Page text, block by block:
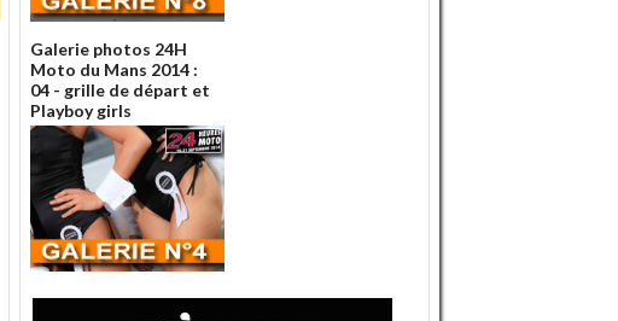
Galerie photos 24H
Moto du Mans 2014 :
04 - grille de départ et
Playboy girls